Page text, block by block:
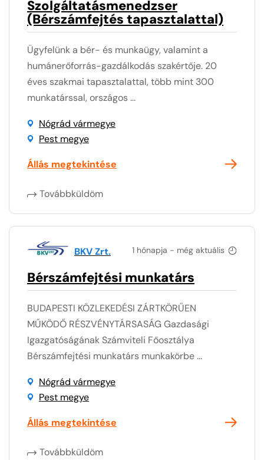
Szolgáltatásmenedzser
(Bérszámfejtés tapasztalattal)
Ügyfelünk a bér- és munkaügy, valamint a
humánerőforrás-gazdálkodás szakértője. 20
éves szakmai tapasztalattal, több mint 300
munkatárssal, országos ...
Nógrád vármegye
Pest megye
Állás megtekintése
Továbbküldöm
1 hónapja - még aktuális
BKV Zrt.
Bérszámfejtési munkatárs
BUDAPESTI KÖZLEKEDÉSI ZÁRTKÖRŰEN
MŰKÖDŐ RÉSZVÉNYTÁRSASÁG Gazdasági
Igazgatóságának Számviteli Főosztálya
Bérszámfejtési munkatárs munkakörbe ...
Nógrád vármegye
Pest megye
Állás megtekintése
Továbbküldöm